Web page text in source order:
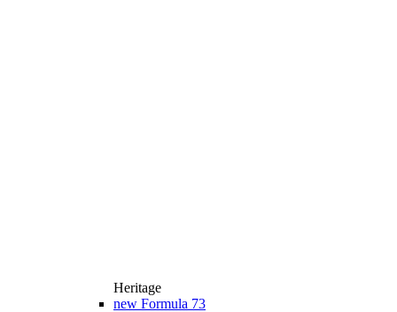
Heritage
new Formula 73